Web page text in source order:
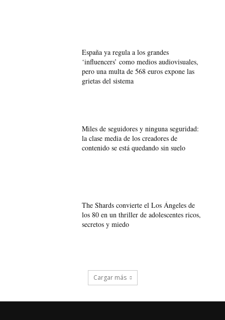
España ya regula a los grandes
‘influencers’ como medios audiovisuales,
pero una multa de 568 euros expone las
grietas del sistema
Miles de seguidores y ninguna seguridad:
la clase media de los creadores de
contenido se está quedando sin suelo
The Shards convierte el Los Ángeles de
los 80 en un thriller de adolescentes ricos,
secretos y miedo
Cargar más